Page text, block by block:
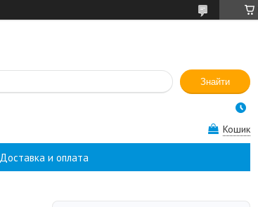
Знайти
Кошик
Доставка и оплата